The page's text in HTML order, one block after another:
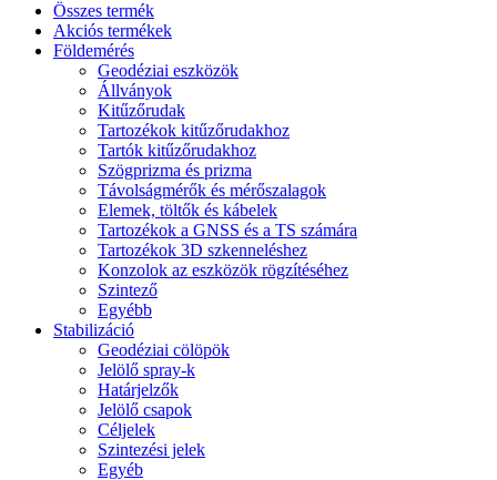
Összes termék
Akciós termékek
Földemérés
Geodéziai eszközök
Állványok
Kitűzőrudak
Tartozékok kitűzőrudakhoz
Tartók kitűzőrudakhoz
Szögprizma és prizma
Távolságmérők és mérőszalagok
Elemek, töltők és kábelek
Tartozékok a GNSS és a TS számára
Tartozékok 3D szkenneléshez
Konzolok az eszközök rögzítéséhez
Szintező
Egyébb
Stabilizáció
Geodéziai cölöpök
Jelölő spray-k
Határjelzők
Jelölő csapok
Céljelek
Szintezési jelek
Egyéb